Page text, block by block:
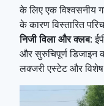
के लिए एक विश्वसनीय
के कारण विस्तारित
निजी विला और क्लब:
और सुरुचिपूर्ण डिजाइन
लक्जरी एस्टेट और